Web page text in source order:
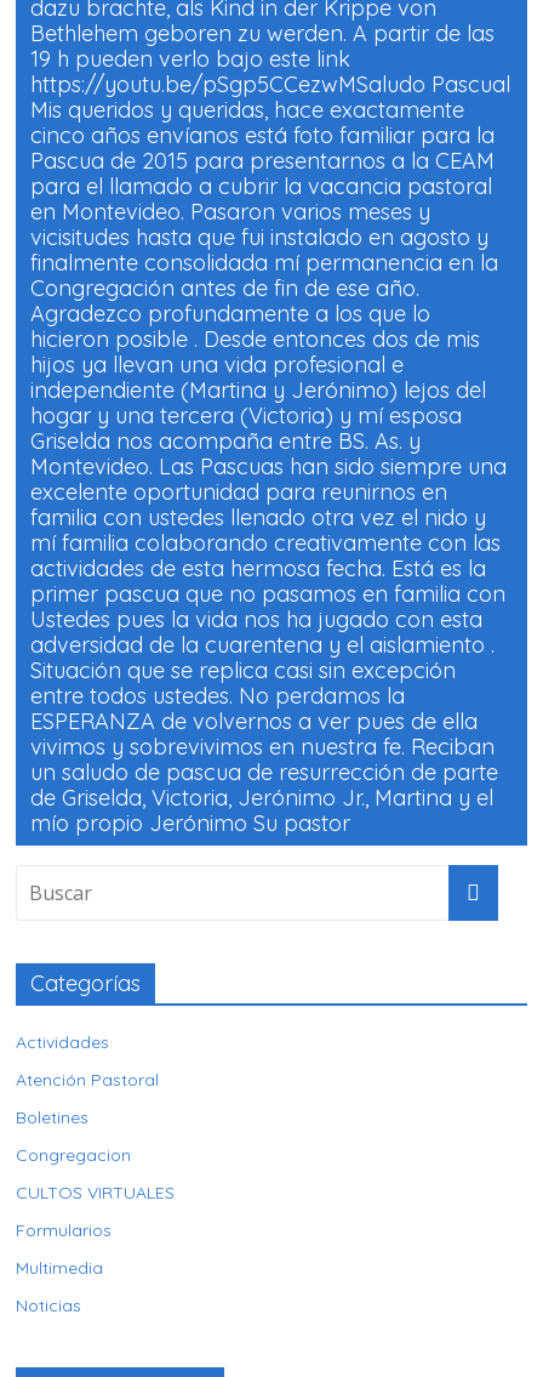
dazu brachte, als Kind in der Krippe von
Bethlehem geboren zu werden. A partir de las
19 h pueden verlo bajo este link
https://youtu.be/pSgp5CCezwMSaludo Pascual
Mis queridos y queridas, hace exactamente
cinco años envíanos está foto familiar para la
Pascua de 2015 para presentarnos a la CEAM
para el llamado a cubrir la vacancia pastoral
en Montevideo. Pasaron varios meses y
vicisitudes hasta que fui instalado en agosto y
finalmente consolidada mí permanencia en la
Congregación antes de fin de ese año.
Agradezco profundamente a los que lo
hicieron posible . Desde entonces dos de mis
hijos ya llevan una vida profesional e
independiente (Martina y Jerónimo) lejos del
hogar y una tercera (Victoria) y mí esposa
Griselda nos acompaña entre BS. As. y
Montevideo. Las Pascuas han sido siempre una
excelente oportunidad para reunirnos en
familia con ustedes llenado otra vez el nido y
mí familia colaborando creativamente con las
actividades de esta hermosa fecha. Está es la
primer pascua que no pasamos en familia con
Ustedes pues la vida nos ha jugado con esta
adversidad de la cuarentena y el aislamiento .
Situación que se replica casi sin excepción
entre todos ustedes. No perdamos la
ESPERANZA de volvernos a ver pues de ella
vivimos y sobrevivimos en nuestra fe. Reciban
un saludo de pascua de resurrección de parte
de Griselda, Victoria, Jerónimo Jr., Martina y el
mío propio Jerónimo Su pastor
Categorías
Actividades
Atención Pastoral
Boletines
Congregacion
CULTOS VIRTUALES
Formularios
Multimedia
Noticias